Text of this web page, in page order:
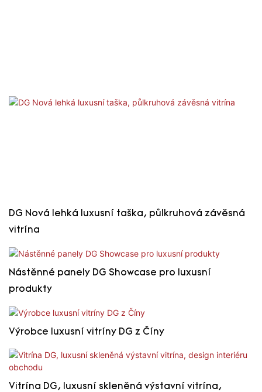
DG Nová lehká luxusní taška, půlkruhová závěsná
vitrína
Nástěnné panely DG Showcase pro luxusní
produkty
Výrobce luxusní vitríny DG z Číny
Vitrína DG, luxusní skleněná výstavní vitrína,